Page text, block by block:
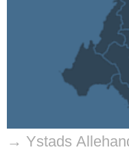
→ Ystads